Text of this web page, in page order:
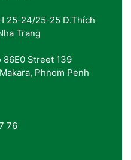
25-24/25-25 Đ.Thích
Trang
86E0 Street 139
Phnom Penh
76